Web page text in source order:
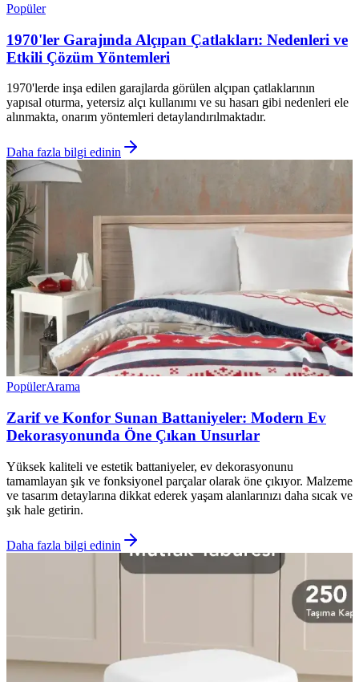
Popüler
1970'ler Garajında Alçıpan Çatlakları: Nedenleri ve
Etkili Çözüm Yöntemleri
1970'lerde inşa edilen garajlarda görülen alçıpan çatlaklarının
yapısal oturma, yetersiz alçı kullanımı ve su hasarı gibi nedenleri ele
alınmakta, onarım yöntemleri detaylandırılmaktadır.
Daha fazla bilgi edinin
PopülerArama
Zarif ve Konfor Sunan Battaniyeler: Modern Ev
Dekorasyonunda Öne Çıkan Unsurlar
Yüksek kaliteli ve estetik battaniyeler, ev dekorasyonunu
tamamlayan şık ve fonksiyonel parçalar olarak öne çıkıyor. Malzeme
ve tasarım detaylarına dikkat ederek yaşam alanlarınızı daha sıcak ve
şık hale getirin.
Daha fazla bilgi edinin